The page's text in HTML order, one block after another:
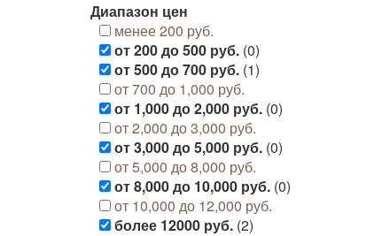
Диапазон цен
менее 200 руб.
от 200 до 500 руб. (0)
от 500 до 700 руб. (1)
от 700 до 1,000 руб.
от 1,000 до 2,000 руб. (0)
от 2,000 до 3,000 руб.
от 3,000 до 5,000 руб. (0)
от 5,000 до 8,000 руб.
от 8,000 до 10,000 руб. (0)
от 10,000 до 12,000 руб.
более 12000 руб. (2)